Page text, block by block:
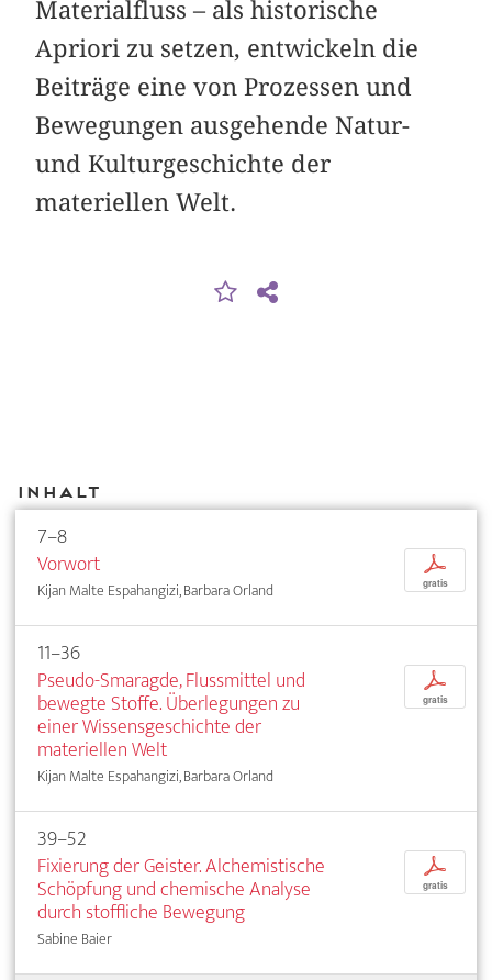
Materialfluss – als historische
Apriori zu setzen, entwickeln die
Beiträge eine von Prozessen und
Bewegungen ausgehende Natur-
und Kulturgeschichte der
materiellen Welt.
Inhalt
7–8
Vorwort
Kijan Malte Espahangizi, Barbara Orland
p
gratis
11–36
Pseudo-Smaragde, Flussmittel und
bewegte Stoffe. Überlegungen zu
einer Wissensgeschichte der
materiellen Welt
Kijan Malte Espahangizi, Barbara Orland
p
gratis
39–52
Fixierung der Geister. Alchemistische
Schöpfung und chemische Analyse
durch stoffliche Bewegung
Sabine Baier
p
gratis